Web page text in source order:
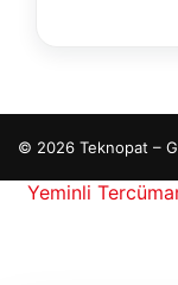
© 2026 Teknopat –
Yeminli